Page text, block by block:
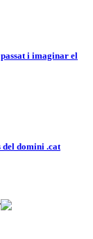
i imaginar el
del domini .cat